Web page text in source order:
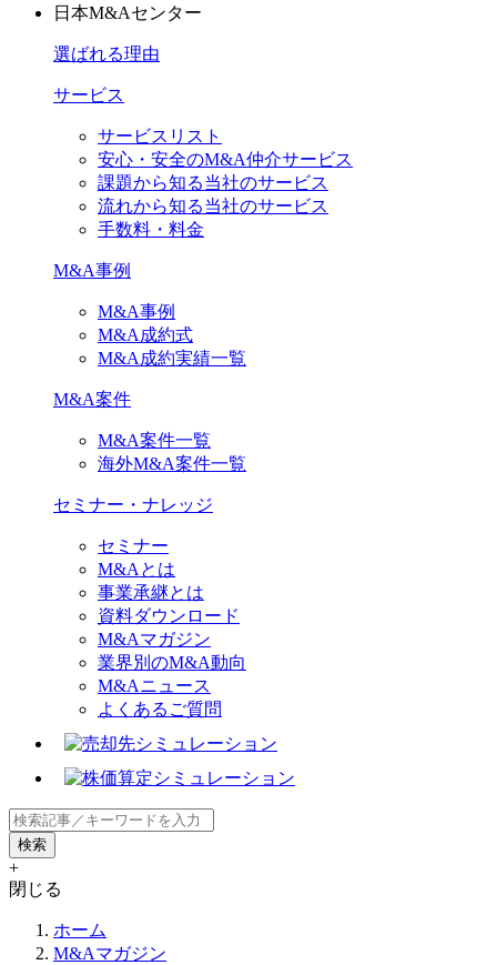
日本M&Aセンター
選ばれる理由
サービス
サービスリスト
安心・安全のM&A仲介サービス
課題から知る当社のサービス
流れから知る当社のサービス
手数料・料金
M&A事例
M&A事例
M&A成約式
M&A成約実績一覧
M&A案件
M&A案件一覧
海外M&A案件一覧
セミナー・ナレッジ
セミナー
M&Aとは
事業承継とは
資料ダウンロード
M&Aマガジン
業界別のM&A動向
M&Aニュース
よくあるご質問
+
閉じる
ホーム
M&Aマガジン